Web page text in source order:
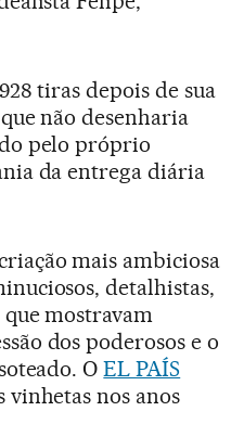
tiras depois de sua
não desenharia
pelo próprio
da entrega diária
mais ambiciosa
detalhistas,
mostravam
dos poderosos e o
OEL PAÍS
vinhetas nos anos